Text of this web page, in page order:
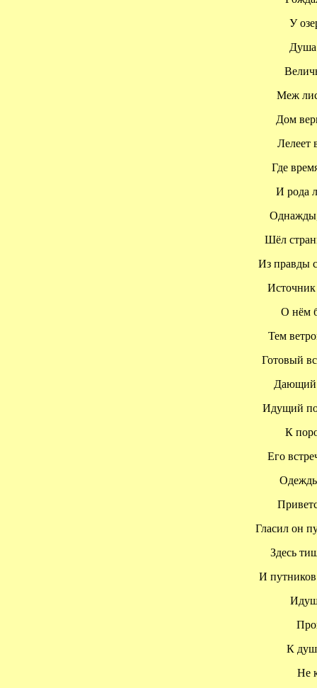
У
Душа
Меж
Дом
Лелеет
Где
И рода
Однажды,
Шёл
Из правды
Источник
О нём
Тем
Готовый
Дающий
Идущий по
К
Его
Одежды
Гласил он
Здесь
И путников
К
Не